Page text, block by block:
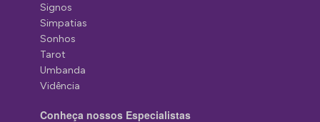
Signos
Simpatias
Sonhos
Tarot
Umbanda
Vidência
Conheça nossos Especialistas